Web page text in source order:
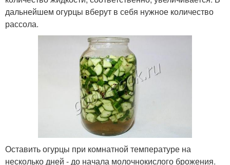
дальнейшем огурцы вберут в себя нужное количество
рассола.
Оставить огурцы при комнатной температуре на
несколько дней - до начала молочнокислого брожения.